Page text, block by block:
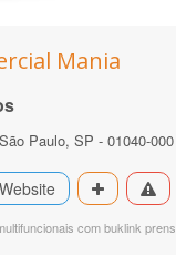
Mania
Paulo, SP - 01040-000
Website
com buklink